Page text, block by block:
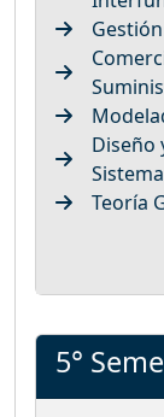
Diseño
Teoría
5°